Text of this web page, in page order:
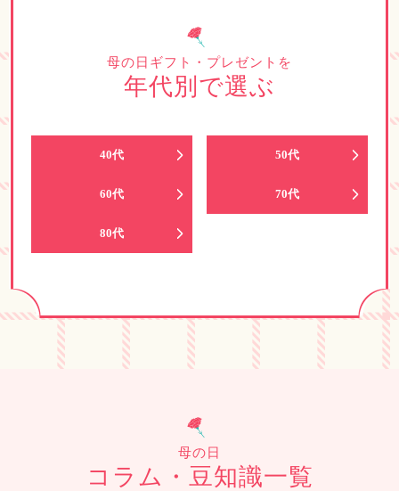
母の日ギフト・プレゼントを
年代別で選ぶ
40代 50代
60代 70代
80代
母の日
コラム・豆知識一覧